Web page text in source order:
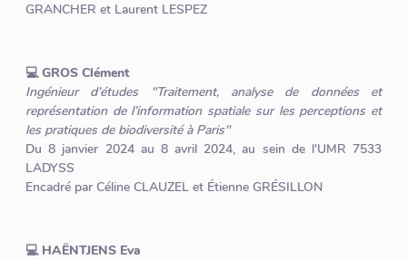
GRANCHER et Laurent LESPEZ
💻 GROS Clément
Ingénieur d’études "Traitement, analyse de données et
représentation de l’information spatiale sur les perceptions et
les pratiques de biodiversité à Paris"
Du 8 janvier 2024 au 8 avril 2024, au sein de l'UMR 7533
LADYSS
Encadré par Céline CLAUZEL et Étienne GRÉSILLON
💻 HAËNTJENS Eva